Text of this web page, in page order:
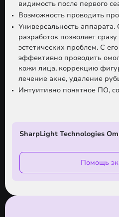
видимость после первого
Возможность проводить
Универсальность
разработок позволяет
эстетических проблем. С
эффективно проводить
кожи лица, коррекцию
лечение акне, удаление
Интуитивно понятное ПО,
SharpLight Technologies
Помощь